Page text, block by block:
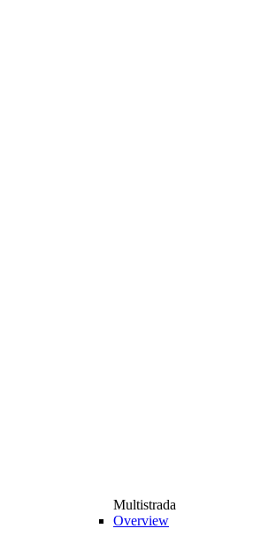
Multistrada
Overview